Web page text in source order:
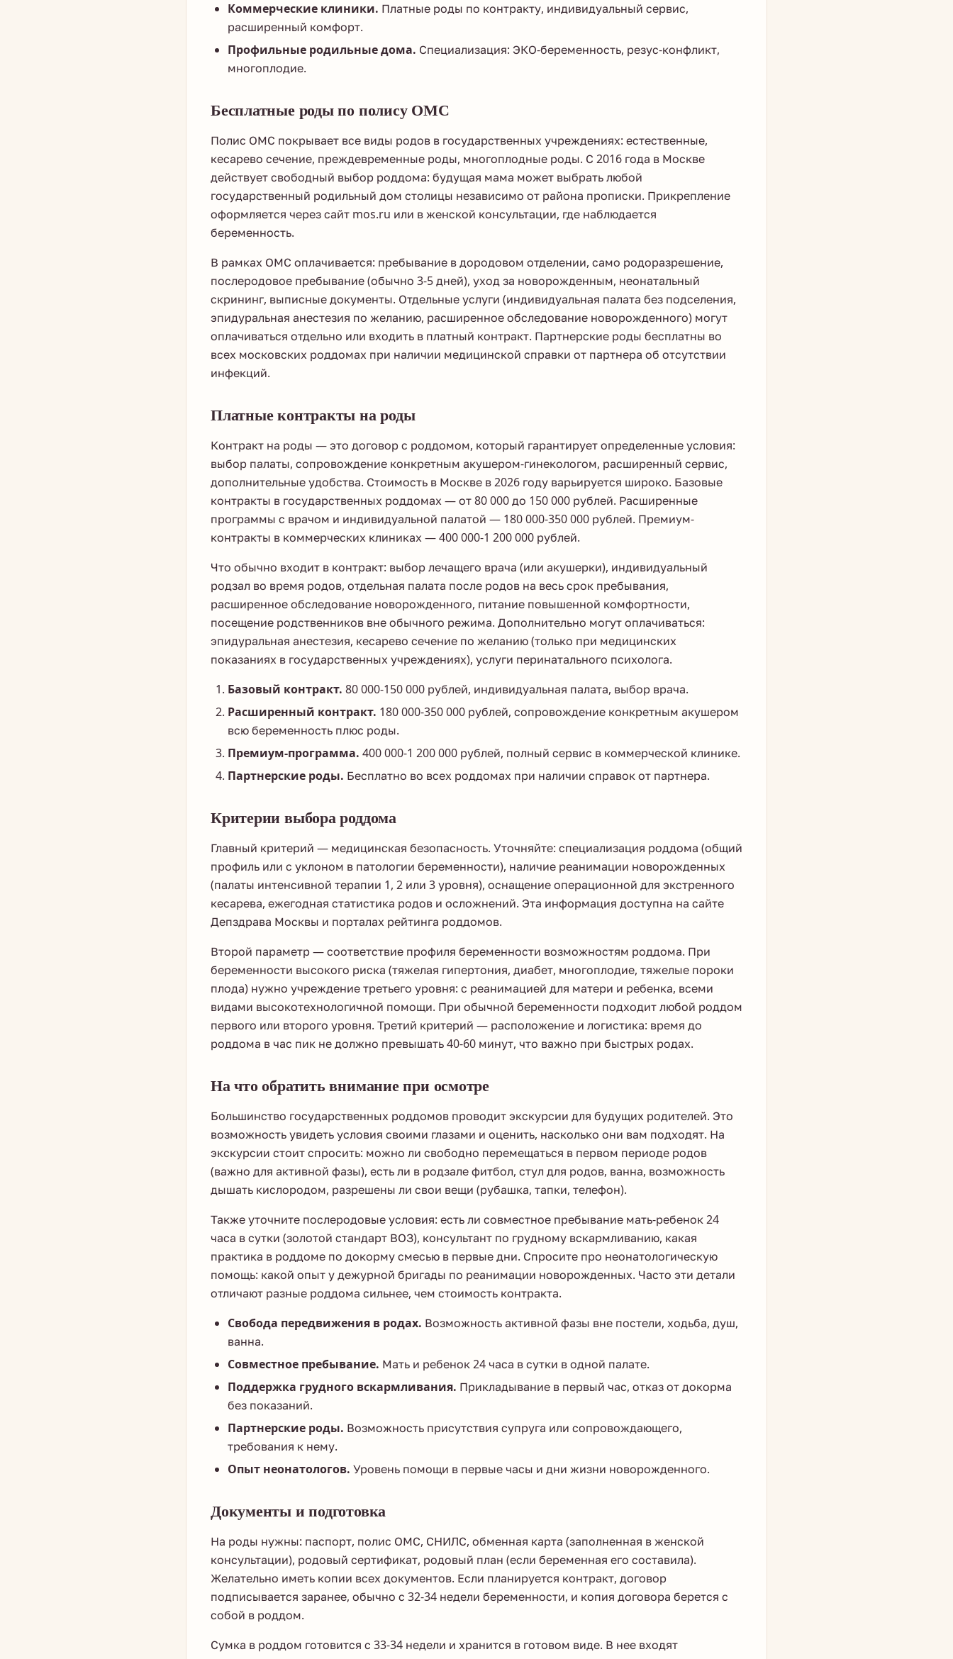
Коммерческие клиники. Платные роды по контракту, индивидуальный сервис,
расширенный комфорт.
Профильные родильные дома. Специализация: ЭКО-беременность, резус-конфликт,
многоплодие.
Бесплатные роды по полису ОМС
Полис ОМС покрывает все виды родов в государственных учреждениях: естественные,
кесарево сечение, преждевременные роды, многоплодные роды. С 2016 года в Москве
действует свободный выбор роддома: будущая мама может выбрать любой
государственный родильный дом столицы независимо от района прописки. Прикрепление
оформляется через сайт mos.ru или в женской консультации, где наблюдается
беременность.
В рамках ОМС оплачивается: пребывание в дородовом отделении, само родоразрешение,
послеродовое пребывание (обычно 3-5 дней), уход за новорожденным, неонатальный
скрининг, выписные документы. Отдельные услуги (индивидуальная палата без подселения,
эпидуральная анестезия по желанию, расширенное обследование новорожденного) могут
оплачиваться отдельно или входить в платный контракт. Партнерские роды бесплатны во
всех московских роддомах при наличии медицинской справки от партнера об отсутствии
инфекций.
Платные контракты на роды
Контракт на роды — это договор с роддомом, который гарантирует определенные условия:
выбор палаты, сопровождение конкретным акушером-гинекологом, расширенный сервис,
дополнительные удобства. Стоимость в Москве в 2026 году варьируется широко. Базовые
контракты в государственных роддомах — от 80 000 до 150 000 рублей. Расширенные
программы с врачом и индивидуальной палатой — 180 000-350 000 рублей. Премиум-
контракты в коммерческих клиниках — 400 000-1 200 000 рублей.
Что обычно входит в контракт: выбор лечащего врача (или акушерки), индивидуальный
родзал во время родов, отдельная палата после родов на весь срок пребывания,
расширенное обследование новорожденного, питание повышенной комфортности,
посещение родственников вне обычного режима. Дополнительно могут оплачиваться:
эпидуральная анестезия, кесарево сечение по желанию (только при медицинских
показаниях в государственных учреждениях), услуги перинатального психолога.
Базовый контракт. 80 000-150 000 рублей, индивидуальная палата, выбор врача.
Расширенный контракт. 180 000-350 000 рублей, сопровождение конкретным акушером
всю беременность плюс роды.
Премиум-программа. 400 000-1 200 000 рублей, полный сервис в коммерческой клинике.
Партнерские роды. Бесплатно во всех роддомах при наличии справок от партнера.
Критерии выбора роддома
Главный критерий — медицинская безопасность. Уточняйте: специализация роддома (общий
профиль или с уклоном в патологии беременности), наличие реанимации новорожденных
(палаты интенсивной терапии 1, 2 или 3 уровня), оснащение операционной для экстренного
кесарева, ежегодная статистика родов и осложнений. Эта информация доступна на сайте
Депздрава Москвы и порталах рейтинга роддомов.
Второй параметр — соответствие профиля беременности возможностям роддома. При
беременности высокого риска (тяжелая гипертония, диабет, многоплодие, тяжелые пороки
плода) нужно учреждение третьего уровня: с реанимацией для матери и ребенка, всеми
видами высокотехнологичной помощи. При обычной беременности подходит любой роддом
первого или второго уровня. Третий критерий — расположение и логистика: время до
роддома в час пик не должно превышать 40-60 минут, что важно при быстрых родах.
На что обратить внимание при осмотре
Большинство государственных роддомов проводит экскурсии для будущих родителей. Это
возможность увидеть условия своими глазами и оценить, насколько они вам подходят. На
экскурсии стоит спросить: можно ли свободно перемещаться в первом периоде родов
(важно для активной фазы), есть ли в родзале фитбол, стул для родов, ванна, возможность
дышать кислородом, разрешены ли свои вещи (рубашка, тапки, телефон).
Также уточните послеродовые условия: есть ли совместное пребывание мать-ребенок 24
часа в сутки (золотой стандарт ВОЗ), консультант по грудному вскармливанию, какая
практика в роддоме по докорму смесью в первые дни. Спросите про неонатологическую
помощь: какой опыт у дежурной бригады по реанимации новорожденных. Часто эти детали
отличают разные роддома сильнее, чем стоимость контракта.
Свобода передвижения в родах. Возможность активной фазы вне постели, ходьба, душ,
ванна.
Совместное пребывание. Мать и ребенок 24 часа в сутки в одной палате.
Поддержка грудного вскармливания. Прикладывание в первый час, отказ от докорма
без показаний.
Партнерские роды. Возможность присутствия супруга или сопровождающего,
требования к нему.
Опыт неонатологов. Уровень помощи в первые часы и дни жизни новорожденного.
Документы и подготовка
На роды нужны: паспорт, полис ОМС, СНИЛС, обменная карта (заполненная в женской
консультации), родовый сертификат, родовый план (если беременная его составила).
Желательно иметь копии всех документов. Если планируется контракт, договор
подписывается заранее, обычно с 32-34 недели беременности, и копия договора берется с
собой в роддом.
Сумка в роддом готовится с 33-34 недели и хранится в готовом виде. В нее входят